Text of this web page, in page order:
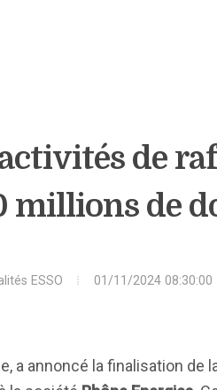
activités de
millions de
ESSO 01/11/2024 08:30:00
a annoncé la finalisation de